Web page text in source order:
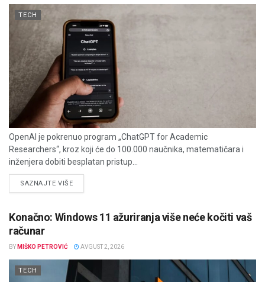
TECH
OpenAI je pokrenuo program „ChatGPT for Academic
Researchers“, kroz koji će do 100.000 naučnika, matematičara i
inženjera dobiti besplatan pristup...
SAZNAJTE VIŠEDETAILS
Konačno: Windows 11 ažuriranja više neće kočiti vaš
računar
BY MIŠKO PETROVIĆ AVGUST 2, 2026
TECH